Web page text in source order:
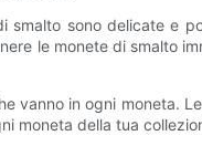
sono delicate e
le monete di smalto
in ogni moneta.
moneta della tua